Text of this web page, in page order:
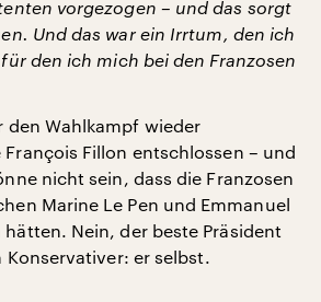
vorgezogen – und das sorgt
Und das war ein Irrtum, den ich
den ich mich bei den Franzosen
den Wahlkampf wieder
Fillon entschlossen – und
nicht sein, dass die Franzosen
Marine Le Pen und Emmanuel
Nein, der beste Präsident
Konservativer: er selbst.